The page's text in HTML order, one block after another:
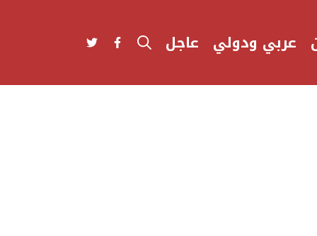
عربي ودولي عاجل